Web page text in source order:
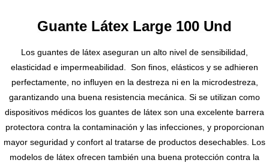
Guante Látex Large 100 Und
Los guantes de látex aseguran un alto nivel de sensibilidad,
elasticidad e impermeabilidad. Son finos, elásticos y se adhieren
perfectamente, no influyen en la destreza ni en la microdestreza,
garantizando una buena resistencia mecánica. Si se utilizan como
dispositivos médicos los guantes de látex son una excelente barrera
protectora contra la contaminación y las infecciones, y proporcionan
mayor seguridad y confort al tratarse de productos desechables. Los
modelos de látex ofrecen también una buena protección contra la